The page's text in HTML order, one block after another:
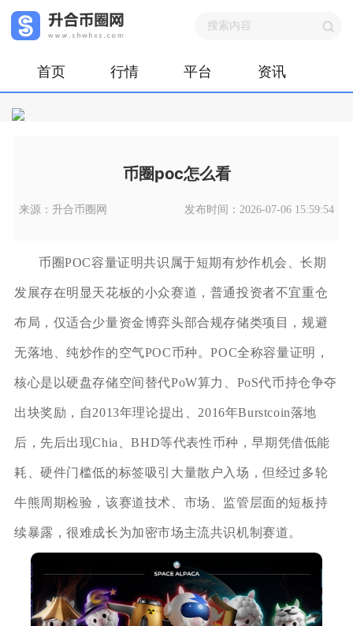
首页 行情 平台 资讯
币圈poc怎么看
来源：升合币圈网 发布时间：2026-07-06 15:59:54
币圈POC容量证明共识属于短期有炒作机会、长期
发展存在明显天花板的小众赛道，普通投资者不宜重仓
布局，仅适合少量资金博弈头部合规存储类项目，规避
无落地、纯炒作的空气POC币种。POC全称容量证明，
核心是以硬盘存储空间替代PoW算力、PoS代币持仓争夺
出块奖励，自2013年理论提出、2016年Burstcoin落地
后，先后出现Chia、BHD等代表性币种，早期凭借低能
耗、硬件门槛低的标签吸引大量散户入场，但经过多轮
牛熊周期检验，该赛道技术、市场、监管层面的短板持
续暴露，很难成长为加密市场主流共识机制赛道。